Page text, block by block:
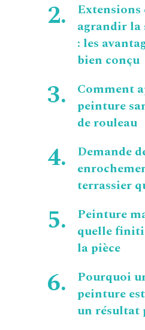
agrandir la
: les
bien conçu
Comment
peinture
de rouleau
Demande
terrassier
Peinture
quelle
la pièce
Pourquoi
peinture
un résultat